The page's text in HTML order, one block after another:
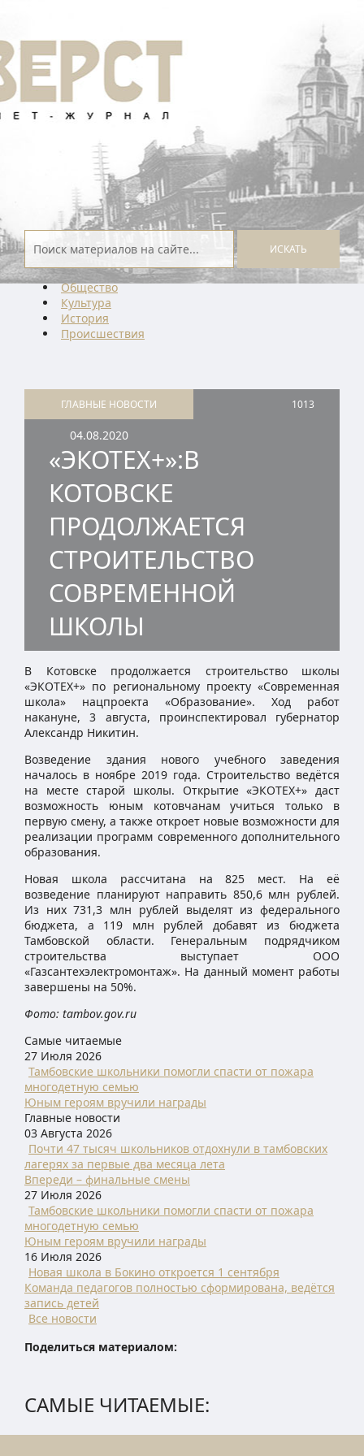
ИСКАТЬ
Общество
Культура
История
Проиcшествия
ГЛАВНЫЕ НОВОСТИ 1013
04.08.2020
«ЭКОТЕХ+»:В
КОТОВСКЕ
ПРОДОЛЖАЕТСЯ
СТРОИТЕЛЬСТВО
СОВРЕМЕННОЙ
ШКОЛЫ
В Котовске продолжается строительство школы
«ЭКОТЕХ+» по региональному проекту «Современная
школа» нацпроекта «Образование». Ход работ
накануне, 3 августа, проинспектировал губернатор
Александр Никитин.
Возведение здания нового учебного заведения
началось в ноябре 2019 года. Строительство ведётся
на месте старой школы. Открытие «ЭКОТЕХ+» даст
возможность юным котовчанам учиться только в
первую смену, а также откроет новые возможности для
реализации программ современного дополнительного
образования.
Новая школа рассчитана на 825 мест. На её
возведение планируют направить 850,6 млн рублей.
Из них 731,3 млн рублей выделят из федерального
бюджета, а 119 млн рублей добавят из бюджета
Тамбовской области. Генеральным подрядчиком
строительства выступает ООО
«Газсантехэлектромонтаж». На данный момент работы
завершены на 50%.
Фото: tambov.gov.ru
Самые читаемые
27 Июля 2026
Тамбовские школьники помогли спасти от пожара
многодетную семью
Юным героям вручили награды
Главные новости
03 Августа 2026
Почти 47 тысяч школьников отдохнули в тамбовских
лагерях за первые два месяца лета
Впереди – финальные смены
27 Июля 2026
Тамбовские школьники помогли спасти от пожара
многодетную семью
Юным героям вручили награды
16 Июля 2026
Новая школа в Бокино откроется 1 сентября
Команда педагогов полностью сформирована, ведётся
запись детей
Все новости
Поделиться материалом:
САМЫЕ ЧИТАЕМЫЕ: